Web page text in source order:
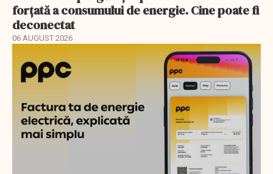
forțată a consumului de energie. Cine poate fi
deconectat
06 AUGUST 2026